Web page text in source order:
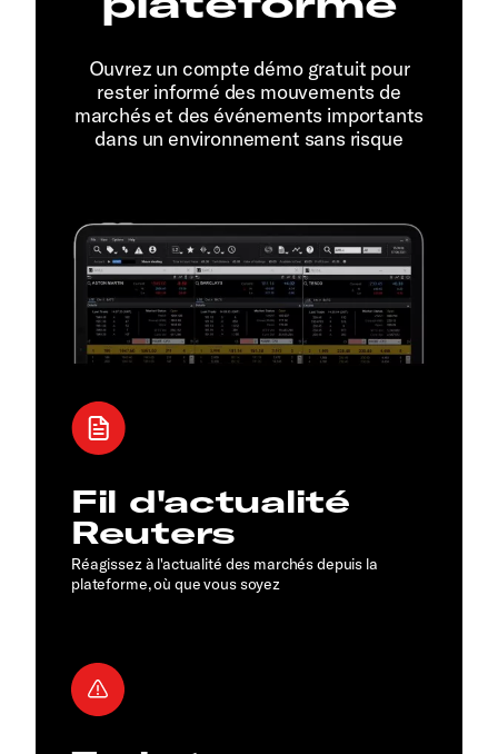
Ouvrez un compte démo gratuit pour
rester informé des mouvements de
marchés et des événements importants
dans un environnement sans risque
Fil d'actualité
Reuters
Réagissez à l'actualité des marchés depuis la
plateforme, où que vous soyez